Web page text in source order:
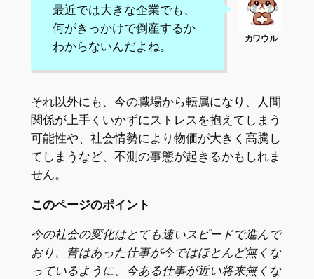
最近では大きな企業でも、
何がきっかけで倒産するか
わからないんだよね。
それ以外にも、今の職場から転属になり、人間
関係が上手くいかずにストレスを抱えてしまう
可能性や、社会情勢により物価が大きく高騰し
てしまうなど、不測の事態が起きるかもしれま
せん。
このページのポイント
今の社会の変化はとても速いスピードで進んで
おり、昔はあった仕事が今ではほとんど無くな
っているように、今ある仕事が近い将来無くな